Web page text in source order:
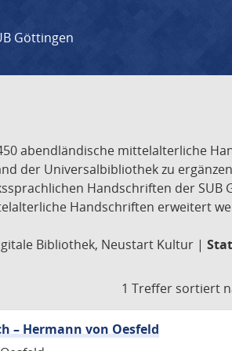
Göttingen
abendländische mittelalterliche
der Universalbibliothek zu
Handschriften der SUB
Handschriften erweitert
Bibliothek, Neustart Kultur |
1 Treffer sortiert
– Hermann von Oesfeld